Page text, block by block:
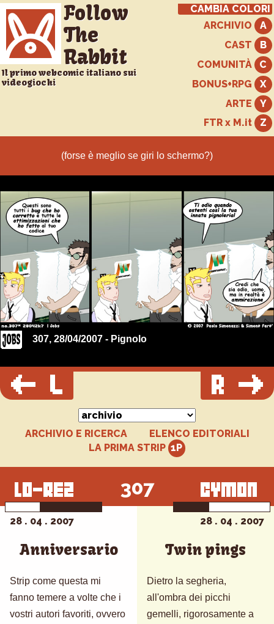
Follow
The
Rabbit
Il primo webcomic italiano sui
videogiochi
CAMBIA COLORI
ARCHIVIO
CAST
COMUNITÀ
BONUS+RPG
ARTE
FTR x M.it
307, 28/04/2007 - Pignolo
ARCHIVIO E RICERCA
ELENCO EDITORIALI
LA PRIMA STRIP
307
28 . 04 . 2007
Anniversario
Strip come questa mi
fanno temere a volte che i
vostri autori favoriti, ovvero
28 . 04 . 2007
Twin pings
Dietro la segheria,
all'ombra dei picchi
gemelli, rigorosamente a